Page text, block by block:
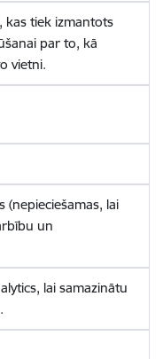
kas tiek izmantots
par to, kā
vietni.
(nepieciešamas, lai
un
lai samazinātu